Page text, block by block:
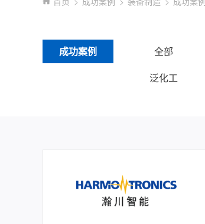
成功案例 全部
泛化工